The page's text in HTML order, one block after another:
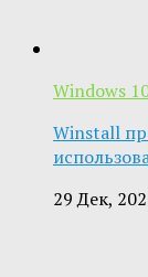
Windows
Winstall
29 Дек,